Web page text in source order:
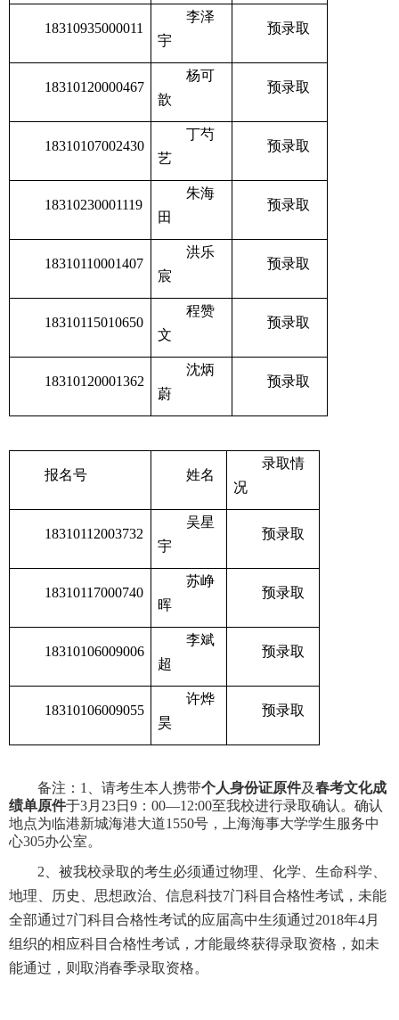
18310935000011
李泽
宇
预录取
18310120000467
杨可
歆
预录取
18310107002430
丁芍
艺
预录取
18310230001119
朱海
田
预录取
18310110001407
洪乐
宸
预录取
18310115010650
程赞
文
预录取
18310120001362
沈炳
蔚
预录取
报名号 姓名
录取情
况
18310112003732
吴星
宇
预录取
18310117000740
苏峥
晖
预录取
18310106009006
李斌
超
预录取
18310106009055
许烨
昊
预录取
备注：1、 请考生本人携带个人身份证原件及春考文化成
绩单原件于3月 23日 9 ： 00—12:00至我校进行录取确认。确认
地点为临港新城海港大道1550号，上海海事大学学生服务中
心305办公室。
2 、被我校录取的考生必须通过物理、化学、生命科学、
地理、历史、思想政治、信息科技7门科目合格性考试，未能
全部通过7门科目合格性考试的应届高中生须通过2018年4月
组织的相应科目合格性考试，才能最终获得录取资格，如未
能通过，则取消春季录取资格。